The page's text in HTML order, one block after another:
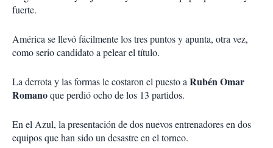
fuerte.
América se llevó fácilmente los tres puntos y apunta, otra vez,
como serio candidato a pelear el título.
La derrota y las formas le costaron el puesto a Rubén Omar
Romanoque perdió ocho de los 13 partidos.
En el Azul, la presentación de dos nuevos entrenadores en dos
equipos que han sido un desastre en el torneo.